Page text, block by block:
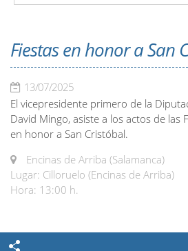
Fiestas en honor a San
13/07/2025
El vicepresidente primero de la
David Mingo, asiste a los actos de las
en honor a San Cristóbal.
Encinas de Arriba (Salamanca)
Lugar: Cilloruelo (Encinas de Arriba)
Hora: 13:00 h.